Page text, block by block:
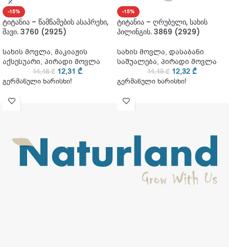
-15%
ტიტანია – წამწამების ასაპრეხი,
შავი. 3760 (2925)
სახის მოვლა, მაკიაჟის
აქსესუარი, პირადი მოვლა
14,48₾ 12,31 ₾
გერმანული ხარისხი!
-15%
ტიტანია – ღრუბელი, სახის
პილინგის. 3869 (2929)
სახის მოვლა, დასაბანი
საშუალება, პირადი მოვლა
14,49₾ 12,32 ₾
გერმანული ხარისხი!